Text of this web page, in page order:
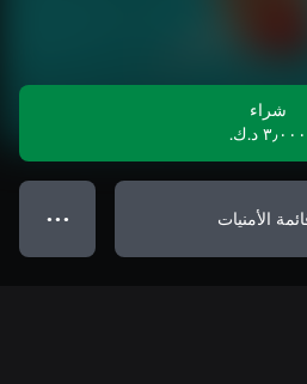
شراء
٣٫٠٠٠ د.ك.‏
الأمنيات ● ● ●